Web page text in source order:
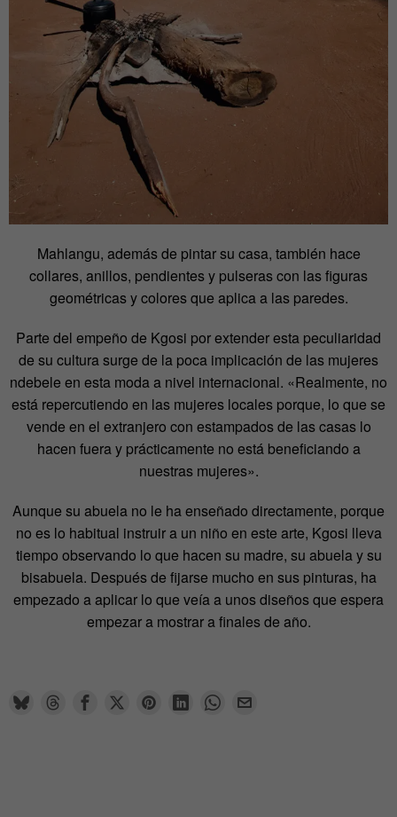
Mahlangu, además de pintar su casa, también hace
collares, anillos, pendientes y pulseras con las figuras
geométricas y colores que aplica a las paredes.
Parte del empeño de Kgosi por extender esta peculiaridad
de su cultura surge de la poca implicación de las mujeres
ndebele en esta moda a nivel internacional. «Realmente, no
está repercutiendo en las mujeres locales porque, lo que se
vende en el extranjero con estampados de las casas lo
hacen fuera y prácticamente no está beneficiando a
nuestras mujeres».
Aunque su abuela no le ha enseñado directamente, porque
no es lo habitual instruir a un niño en este arte, Kgosi lleva
tiempo observando lo que hacen su madre, su abuela y su
bisabuela. Después de fijarse mucho en sus pinturas, ha
empezado a aplicar lo que veía a unos diseños que espera
empezar a mostrar a finales de año.